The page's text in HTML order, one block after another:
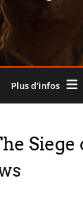
Plus d'infos
Siege